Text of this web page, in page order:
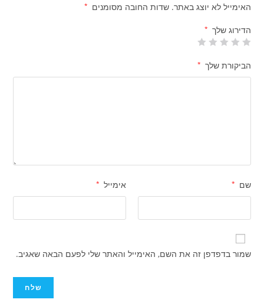
האימייל לא יוצג באתר. שדות החובה מסומנים *
הדירוג שלך *
הביקורת שלך *
שם * אימייל *
שמור בדפדפן זה את השם, האימייל והאתר שלי לפעם הבאה שאגיב.